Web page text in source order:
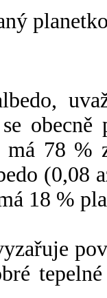
78 %
(0,08
18 %